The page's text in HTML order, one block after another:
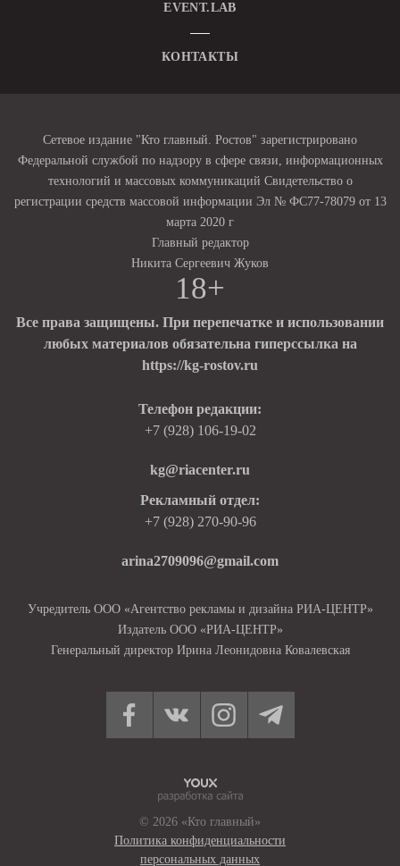
EVENT.LAB
КОНТАКТЫ
Сетевое издание "Кто главный. Ростов" зарегистрировано
Федеральной службой по надзору в сфере связи, информационных
технологий и массовых коммуникаций Свидетельство о
регистрации средств массовой информации Эл № ФС77-78079 от 13
марта 2020 г
Главный редактор
Никита Сергеевич Жуков
18+
Все права защищены. При перепечатке и использовании
любых материалов обязательна гиперссылка на
https://kg-rostov.ru
Телефон редакции:
+7 (928) 106-19-02
kg@riacenter.ru
Рекламный отдел:
+7 (928) 270-90-96
arina2709096@gmail.com
Учредитель ООО «Агентство рекламы и дизайна РИА-ЦЕНТР»
Издатель ООО «РИА-ЦЕНТР»
Генеральный директор Ирина Леонидовна Ковалевская
© 2026 «Кто главный»
Политика конфиденциальности
персональных данных